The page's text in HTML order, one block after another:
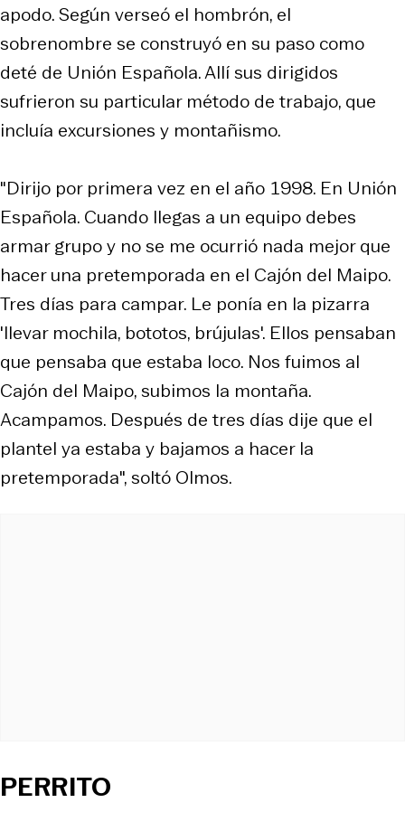
apodo. Según verseó el hombrón, el
sobrenombre se construyó en su paso como
deté de Unión Española. Allí sus dirigidos
sufrieron su particular método de trabajo, que
incluía excursiones y montañismo.
"Dirijo por primera vez en el año 1998. En Unión
Española. Cuando llegas a un equipo debes
armar grupo y no se me ocurrió nada mejor que
hacer una pretemporada en el Cajón del Maipo.
Tres días para campar. Le ponía en la pizarra
'llevar mochila, bototos, brújulas'. Ellos pensaban
que pensaba que estaba loco. Nos fuimos al
Cajón del Maipo, subimos la montaña.
Acampamos. Después de tres días dije que el
plantel ya estaba y bajamos a hacer la
pretemporada", soltó Olmos.
PERRITO